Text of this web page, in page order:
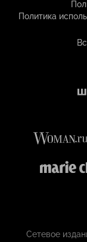
Политика
Сетевое